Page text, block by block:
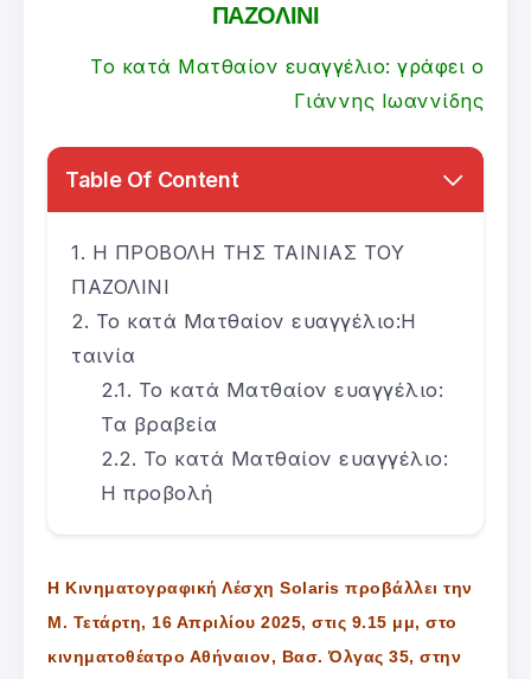
ΠΑΖΟΛΙΝΙ
Το κατά Ματθαίον ευαγγέλιο: γράφει ο
Γιάννης Ιωαννίδης
Table Of Content
Η ΠΡΟΒΟΛΗ ΤΗΣ ΤΑΙΝΙΑΣ ΤΟΥ
ΠΑΖΟΛΙΝΙ
Το κατά Ματθαίον ευαγγέλιο:Η
ταινία
Το κατά Ματθαίον ευαγγέλιο:
Τα βραβεία
Το κατά Ματθαίον ευαγγέλιο:
Η προβολή
Η Κινηματογραφική Λέσχη Solaris προβάλλει την
Μ. Τετάρτη, 16 Απριλίου 2025, στις 9.15 μμ, στο
κινηματοθέατρο Αθήναιον, Βασ. Όλγας 35, στην